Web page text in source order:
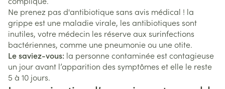
Ne prenez pas d'antibiotique sans avis médical ! la
grippe est une maladie virale, les antibiotiques sont
inutiles, votre médecin les réserve aux surinfections
bactériennes, comme une pneumonie ou une otite.
Le saviez-vous: la personne contaminée est contagieuse
un jour avant l’apparition des symptômes et elle le reste
5 à 10 jours.